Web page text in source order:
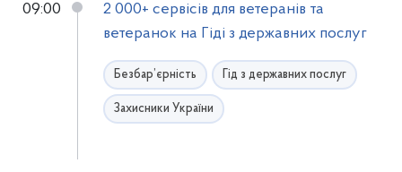
09:00
2 000+ сервісів для ветеранів та
ветеранок на Гіді з державних послуг
Безбар’єрність Гід з державних послуг
Захисники України